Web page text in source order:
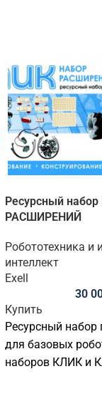
Ресурсный
РАСШИРЕНИЙ
Робототехника и
интеллект
Exell
30
Купить
Ресурсный набор
для базовых
наборов КЛИК и